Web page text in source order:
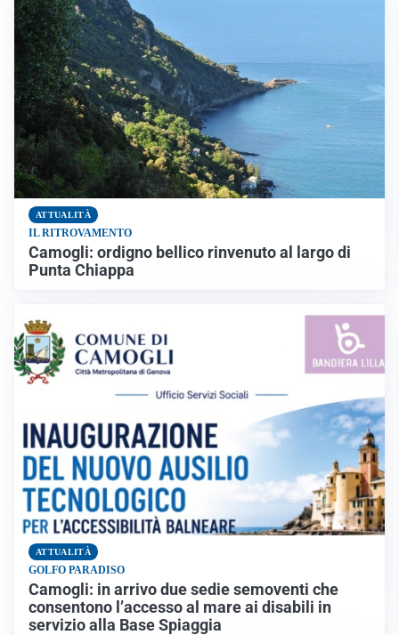
ATTUALITÀ
IL RITROVAMENTO
Camogli: ordigno bellico rinvenuto al largo di
Punta Chiappa
ATTUALITÀ
GOLFO PARADISO
Camogli: in arrivo due sedie semoventi che
consentono l’accesso al mare ai disabili in
servizio alla Base Spiaggia